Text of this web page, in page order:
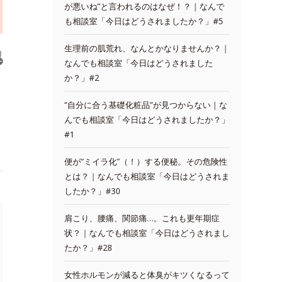
が悪いね”と言われるのはなぜ！？｜なんで
も相談室「今日はどうされましたか？」#5
生理前の肌荒れ、なんとかなりませんか？｜
なんでも相談室「今日はどうされました
か？」#2
“自分に合う基礎化粧品”が見つからない｜な
んでも相談室「今日はどうされましたか？」
#1
便が“ミイラ化”（！）する便秘。その危険性
とは？｜なんでも相談室「今日はどうされま
したか？」#30
肩こり、腰痛、関節痛…。これも更年期症
状？｜なんでも相談室「今日はどうされまし
たか？」#28
女性ホルモンが減ると体臭がキツくなるって